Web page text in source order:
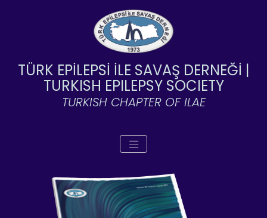
TÜRK EPİLEPSİ İLE SAVAŞ DERNEĞİ |
TURKISH EPILEPSY SOCIETY
TURKISH CHAPTER OF ILAE